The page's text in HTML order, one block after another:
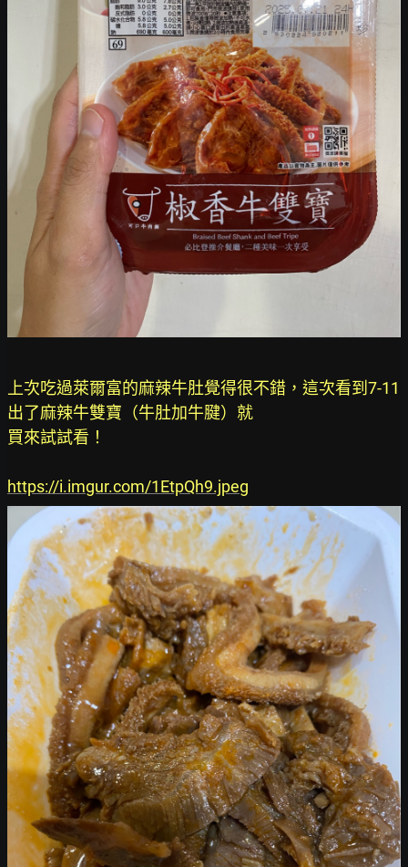
上次吃過萊爾富的麻辣牛肚覺得很不錯，這次看到7-11
出了麻辣牛雙寶（牛肚加牛腱）就
買來試試看！
https://i.imgur.com/1EtpQh9.jpeg